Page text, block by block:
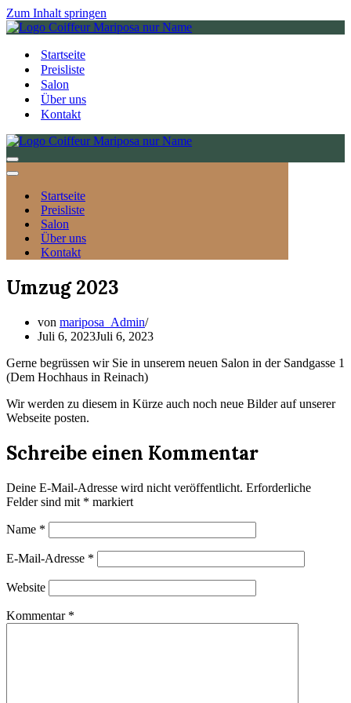
Zum Inhalt springen
Startseite
Preisliste
Salon
Über uns
Kontakt
Navigationsmenü
Navigationsmenü
Startseite
Preisliste
Salon
Über uns
Kontakt
Umzug 2023
von mariposa_Admin
Juli 6, 2023Juli 6, 2023
Gerne begrüssen wir Sie in unserem neuen Salon in der Sandgasse 1
(Dem Hochhaus in Reinach)
Wir werden zu diesem in Kürze auch noch neue Bilder auf unserer
Webseite posten.
Schreibe einen Kommentar
Deine E-Mail-Adresse wird nicht veröffentlicht. Erforderliche
Felder sind mit * markiert
Name *
E-Mail-Adresse *
Website
Kommentar *